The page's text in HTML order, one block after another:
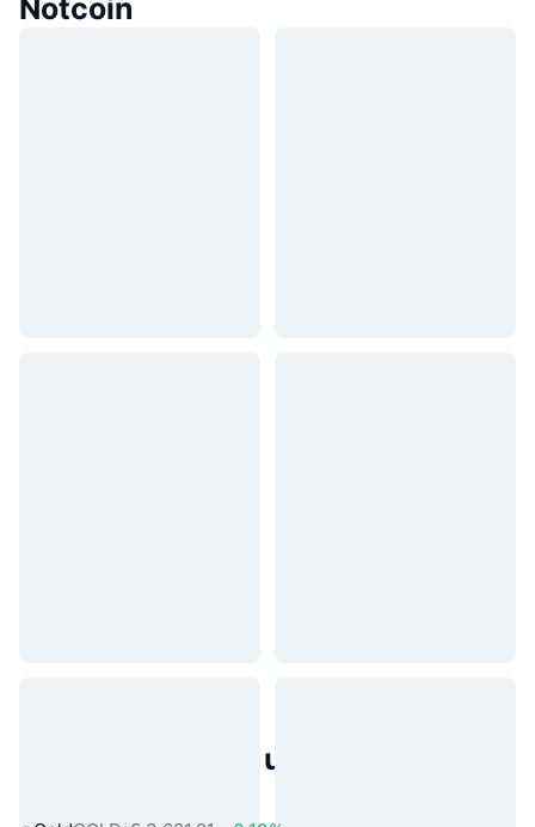
Notcoin
Populaire activa uit de echte